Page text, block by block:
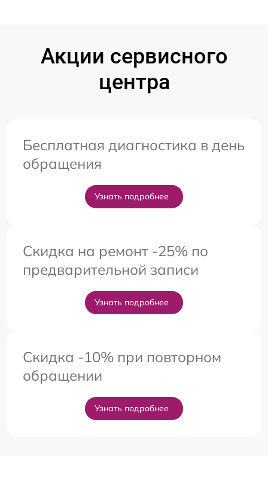
Акции сервисного
центра
Бесплатная диагностика в день
обращения
Узнать подробнее
Скидка на ремонт -25% по
предварительной записи
Узнать подробнее
Скидка -10% при повторном
обращении
Узнать подробнее